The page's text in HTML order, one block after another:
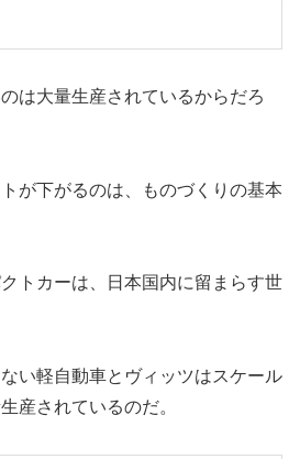
は大量生産されているからだろ
が下がるのは、ものづくりの基本
トカーは、日本国内に留まらす世
い軽自動車とヴィッツはスケール
産されているのだ。